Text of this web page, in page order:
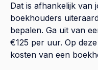
Dat is afhankelijk van
boekhouders
bepalen. Ga uit van
€125 per uur. Op
kosten van een